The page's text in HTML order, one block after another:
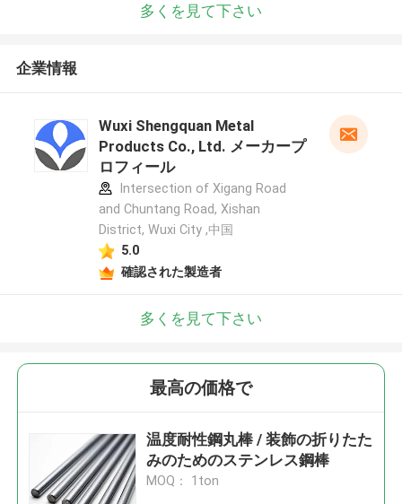
多くを見て下さい
企業情報
Wuxi Shengquan Metal
Products Co., Ltd. メーカープ
ロフィール
Intersection of Xigang Road
and Chuntang Road, Xishan
District, Wuxi City ,中国
5.0
確認された製造者
多くを見て下さい
最高の価格で
温度耐性鋼丸棒 / 装飾の折りたた
みのためのステンレス鋼棒
MOQ： 1ton